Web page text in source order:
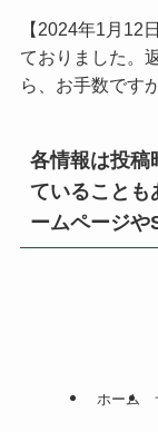
【2024年1月12
ておりました。
ら、お手数です
各情報は投稿
ていることも
ームページや
ホーム